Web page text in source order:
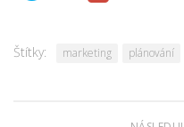
Štítky: marketing plánování